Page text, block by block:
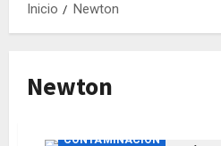
Inicio Newton
Newton
CONTAMINACIÓN